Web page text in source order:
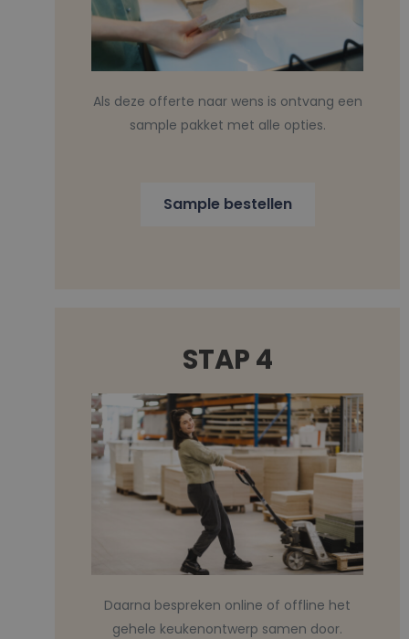
Als deze offerte naar wens is ontvang een
sample pakket met alle opties.
Sample bestellen
STAP 4
Daarna bespreken online of offline het
gehele keukenontwerp samen door.